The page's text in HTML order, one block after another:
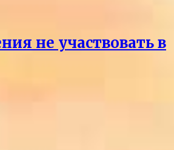
не участвовать в